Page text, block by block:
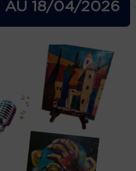
AU 18/04/2026